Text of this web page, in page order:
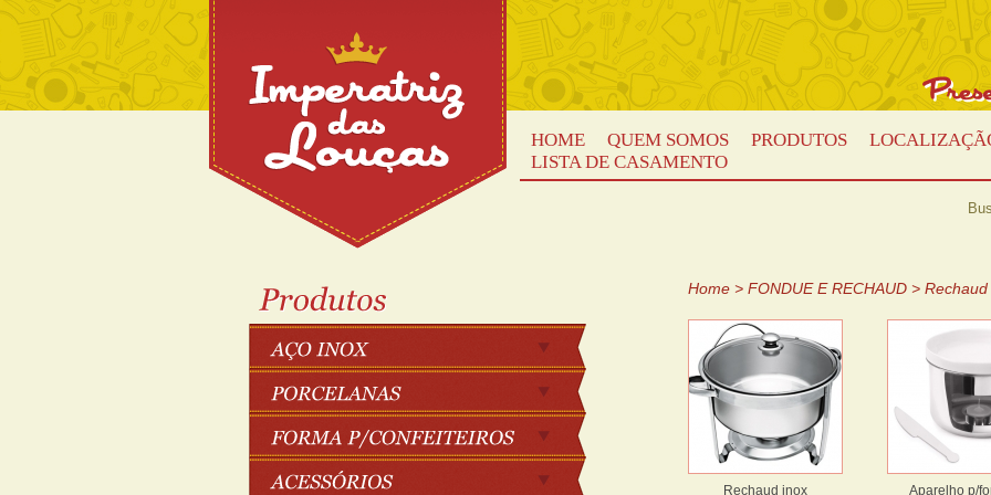
HOME QUEM SOMOS PRODUTOS
LISTA DE CASAMENTO
Home > FONDUE E RECHAUD > Rechaud
Rechaud inox
Aparelho p/